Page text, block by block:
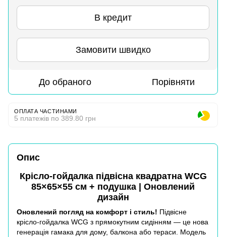
В кредит
Замовити швидко
До обраного Порівняти
ОПЛАТА ЧАСТИНАМИ
5 платежів по 389.80 грн
Опис
Крісло-гойдалка підвісна квадратна WCG
85×65×55 см + подушка | Оновлений
дизайн
Оновлений погляд на комфорт і стиль! Підвісне
крісло-гойдалка WCG з прямокутним сидінням — це нова
генерація гамака для дому, балкона або тераси. Модель